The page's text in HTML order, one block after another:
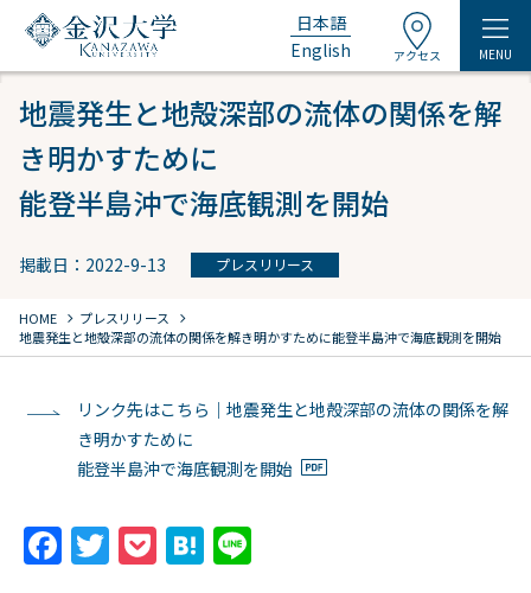
日本語
English
アクセス MENU
地震発生と地殻深部の流体の関係を解
き明かすために
能登半島沖で海底観測を開始
掲載日：2022-9-13 プレスリリース
HOME chevron_right プレスリリース chevron_right
地震発生と地殻深部の流体の関係を解き明かすために能登半島沖で海底観測を開始
リンク先はこちら｜地震発生と地殻深部の流体の関係を解
き明かすために
能登半島沖で海底観測を開始
F T P H